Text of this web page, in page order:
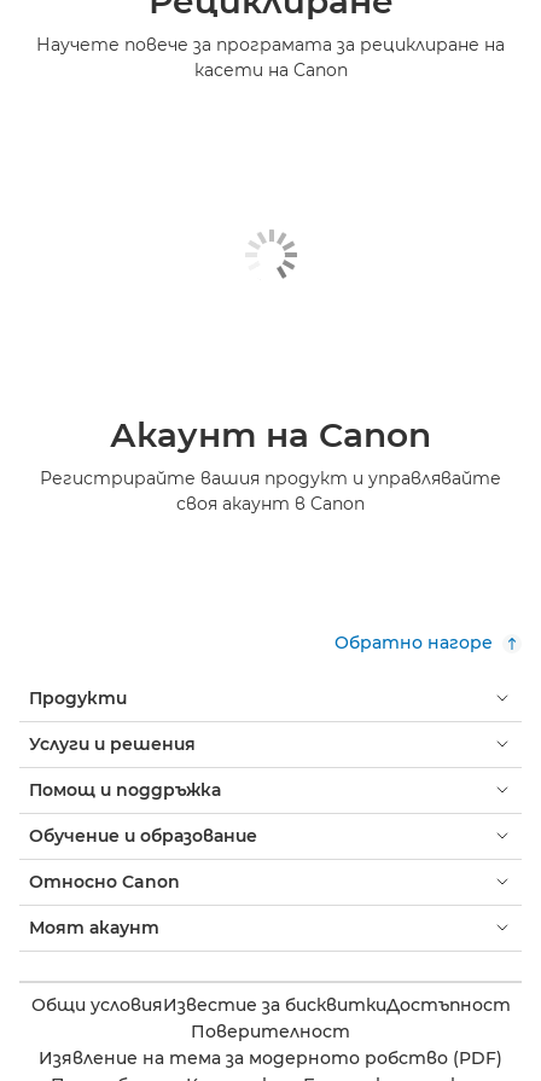
Научете повече за програмата за рециклиране на
касети на Canon
Акаунт на Canon
Регистрирайте вашия продукт и управлявайте
своя акаунт в Canon
Обратно нагоре
Продукти
Услуги и решения
Помощ и поддръжка
Обучение и образование
Относно Canon
Моят акаунт
Общи условияИзвестие за бисквиткиДостъпност
Поверителност
Изявление на тема за модерното робство (PDF)